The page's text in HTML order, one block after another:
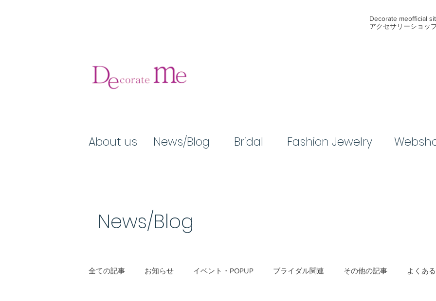
​Decorate meofficial
アクセサリーショッ
About us News/Blog​ Bridal​ ​Fashion Jewelry
News/Blog​
全ての記事 お知らせ イベント・POPUP ブライダル関連 その他の記事 よくあ